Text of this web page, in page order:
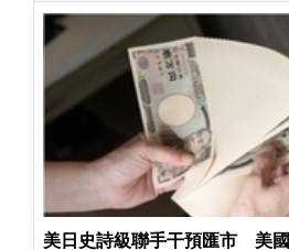
美日史詩級聯手干預匯市 美